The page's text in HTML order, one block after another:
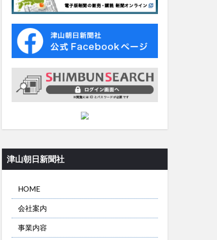
津山朝日新聞社
HOME
会社案内
事業内容